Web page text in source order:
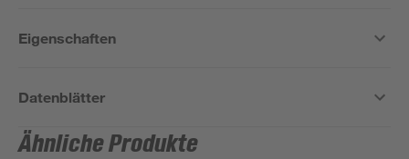
Eigenschaften
Datenblätter
Ähnliche Produkte